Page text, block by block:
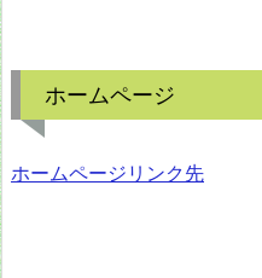
ホームページ
ホームページリンク先